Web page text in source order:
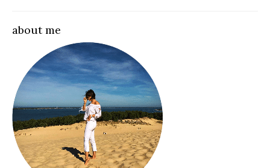
about me